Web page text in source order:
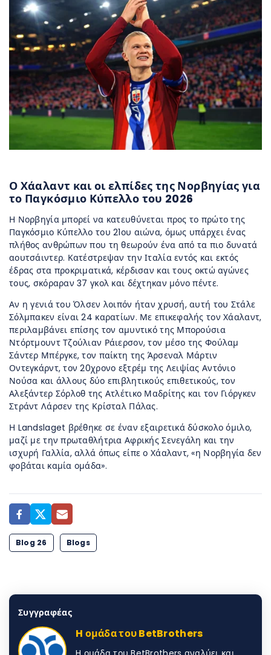
Ο Χάαλαντ και οι ελπίδες της Νορβηγίας για
το Παγκόσμιο Κύπελλο του 2026
Η Νορβηγία μπορεί να κατευθύνεται προς το πρώτο της
Παγκόσμιο Κύπελλο του 21ου αιώνα, όμως υπάρχει ένας
πλήθος ανθρώπων που τη θεωρούν ένα από τα πιο δυνατά
αουτσάιντερ. Κατέστρεψαν την Ιταλία εντός και εκτός
έδρας στα προκριματικά, κέρδισαν και τους οκτώ αγώνες
τους, σκόραραν 37 γκολ και δέχτηκαν μόνο πέντε.
Αν η γενιά του Όλσεν λοιπόν ήταν χρυσή, αυτή του Στάλε
Σόλμπακεν είναι 24 καρατίων. Με επικεφαλής τον Χάαλαντ,
περιλαμβάνει επίσης τον αμυντικό της Μπορούσια
Ντόρτμουντ Τζούλιαν Ράιερσον, τον μέσο της Φούλαμ
Σάντερ Μπέργκε, τον παίκτη της Άρσεναλ Μάρτιν
Οντεγκάρντ, τον 20χρονο εξτρέμ της Λειψίας Αντόνιο
Νούσα και άλλους δύο επιβλητικούς επιθετικούς, τον
Αλεξάντερ Σόρλοθ της Ατλέτικο Μαδρίτης και τον Γιόργκεν
Στράντ Λάρσεν της Κρίσταλ Πάλας.
Η Landslaget βρέθηκε σε έναν εξαιρετικά δύσκολο όμιλο,
μαζί με την πρωταθλήτρια Αφρικής Σενεγάλη και την
ισχυρή Γαλλία, αλλά όπως είπε ο Χάαλαντ, «η Νορβηγία δεν
φοβάται καμία ομάδα».
Blog 26 Blogs
Συγγραφέας
H ομάδα του BetBrothers